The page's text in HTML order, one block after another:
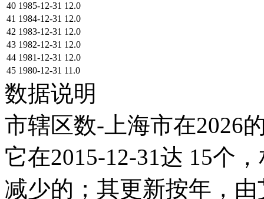
40 1985-12-31 12.0
41 1984-12-31 12.0
42 1983-12-31 12.0
43 1982-12-31 12.0
44 1981-12-31 12.0
45 1980-12-31 11.0
数据说明
市辖区数-上海市在2026
它在2015-12-31达 15个
减少的；其更新按年，